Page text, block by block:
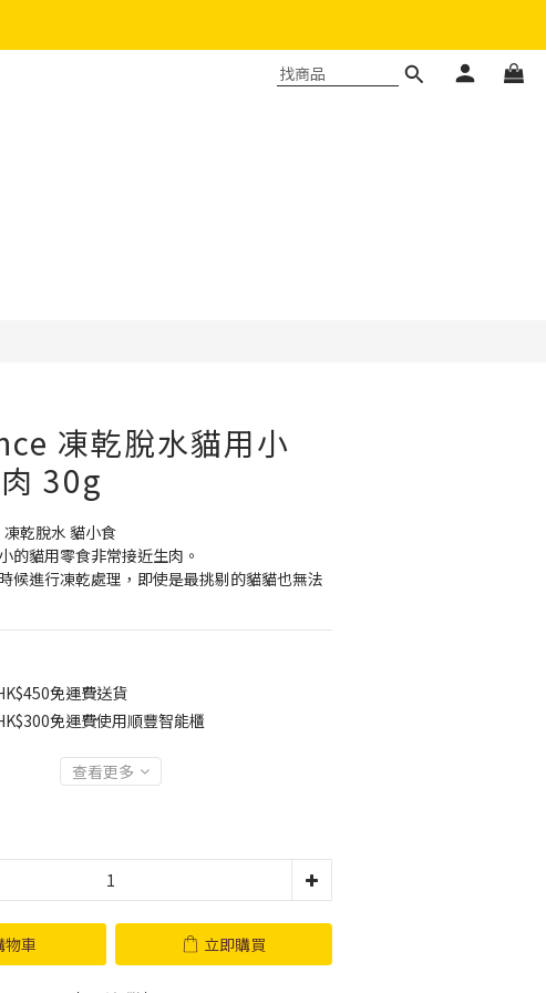
凍乾脫水貓用小
30g
乾脫水 貓小食
的貓用零食非常接近生肉。
候進行凍乾處理，即使是最挑剔的貓貓也無法
免運費送貨
免運費使用順豐智能櫃
查看更多
物車 立即購買
立即購買